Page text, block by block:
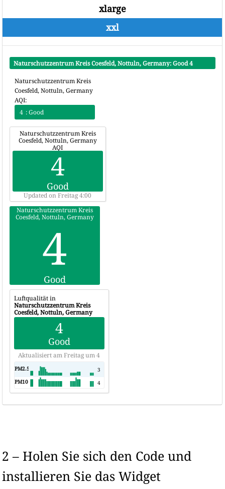
xlarge
xxl
Naturschutzzentrum Kreis Coesfeld, Nottuln, Germany: Good4
Naturschutzzentrum Kreis
Coesfeld, Nottuln, Germany
AQI:
4 : Good
Naturschutzzentrum Kreis
Coesfeld, Nottuln, Germany
AQI
4
Good
Updated on Freitag 4:00
Naturschutzzentrum Kreis
Coesfeld, Nottuln, Germany
4
Good
Luftqualität in
Naturschutzzentrum Kreis
Coesfeld, Nottuln, Germany
4
Good
Aktualisiert am Freitag um 4
PM2.5
3
PM10
4
2 – Holen Sie sich den Code und
installieren Sie das Widget